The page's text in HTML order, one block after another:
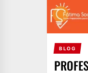
BLOG